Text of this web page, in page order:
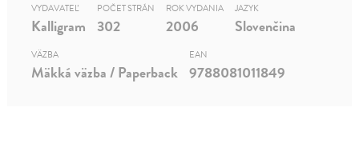
VYDAVATEĽ
Kalligram
POČET STRÁN
302
ROK VYDANIA
2006
JAZYK
Slovenčina
VÄZBA
Mäkká väzba / Paperback
EAN
9788081011849